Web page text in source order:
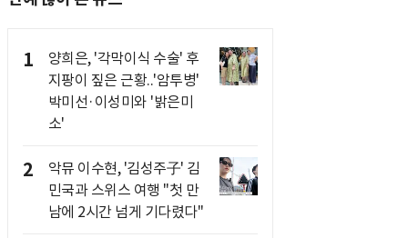
1
양희은, '각막이식 수술' 후
지팡이 짚은 근황..'암투병'
박미선·이성미와 '밝은미
소'
2
악뮤 이수현, '김성주子' 김
민국과 스위스 여행 "첫 만
남에 2시간 넘게 기다렸다"